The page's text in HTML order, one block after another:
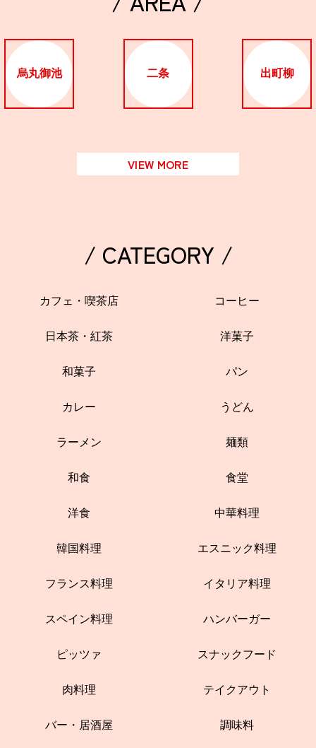
烏丸御池 二条 出町柳
VIEW MORE
/ CATEGORY /
カフェ・喫茶店 コーヒー
日本茶・紅茶 洋菓子
和菓子 パン
カレー うどん
ラーメン 麺類
和食 食堂
洋食 中華料理
韓国料理 エスニック料理
フランス料理 イタリア料理
スペイン料理 ハンバーガー
ピッツァ スナックフード
肉料理 テイクアウト
バー・居酒屋 調味料